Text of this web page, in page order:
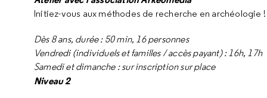
Initiez-vous aux méthodes de recherche en archéologie !
Dès 8 ans, durée : 50 min, 16 personnes
Vendredi (individuels et familles / accès payant) : 16h, 17h
Samedi et dimanche : sur inscription sur place
Niveau 2